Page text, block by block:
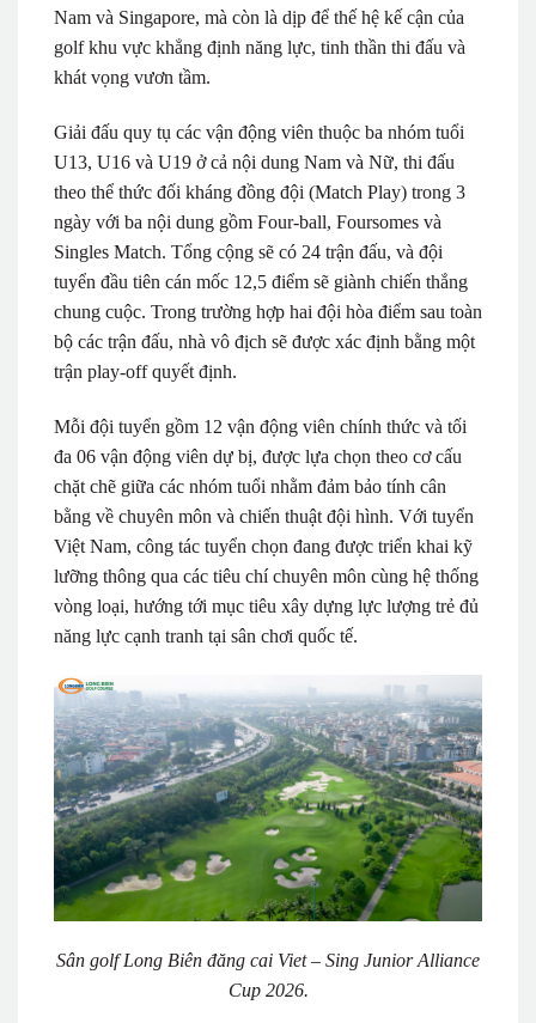
Nam và Singapore, mà còn là dịp để thế hệ kế cận của
golf khu vực khẳng định năng lực, tinh thần thi đấu và
khát vọng vươn tầm.
Giải đấu quy tụ các vận động viên thuộc ba nhóm tuổi
U13, U16 và U19 ở cả nội dung Nam và Nữ, thi đấu
theo thể thức đối kháng đồng đội (Match Play) trong 3
ngày với ba nội dung gồm Four-ball, Foursomes và
Singles Match. Tổng cộng sẽ có 24 trận đấu, và đội
tuyển đầu tiên cán mốc 12,5 điểm sẽ giành chiến thắng
chung cuộc. Trong trường hợp hai đội hòa điểm sau toàn
bộ các trận đấu, nhà vô địch sẽ được xác định bằng một
trận play-off quyết định.
Mỗi đội tuyển gồm 12 vận động viên chính thức và tối
đa 06 vận động viên dự bị, được lựa chọn theo cơ cấu
chặt chẽ giữa các nhóm tuổi nhằm đảm bảo tính cân
bằng về chuyên môn và chiến thuật đội hình. Với tuyển
Việt Nam, công tác tuyển chọn đang được triển khai kỹ
lưỡng thông qua các tiêu chí chuyên môn cùng hệ thống
vòng loại, hướng tới mục tiêu xây dựng lực lượng trẻ đủ
năng lực cạnh tranh tại sân chơi quốc tế.
Sân golf Long Biên đăng cai Viet – Sing Junior Alliance
Cup 2026.